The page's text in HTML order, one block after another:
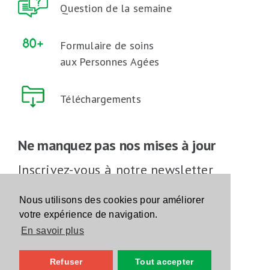
Nous utilisons des cookies pour améliorer
votre expérience de navigation.
En savoir plus
Refuser Tout accepter
Question de la semaine
Formulaire de soins
aux Personnes Agées
Téléchargements
Ne manquez pas nos mises à jour
Inscrivez-vous à notre newsletter
Inscrivez-vous
Suivez-nous sur les réseaux sociaux